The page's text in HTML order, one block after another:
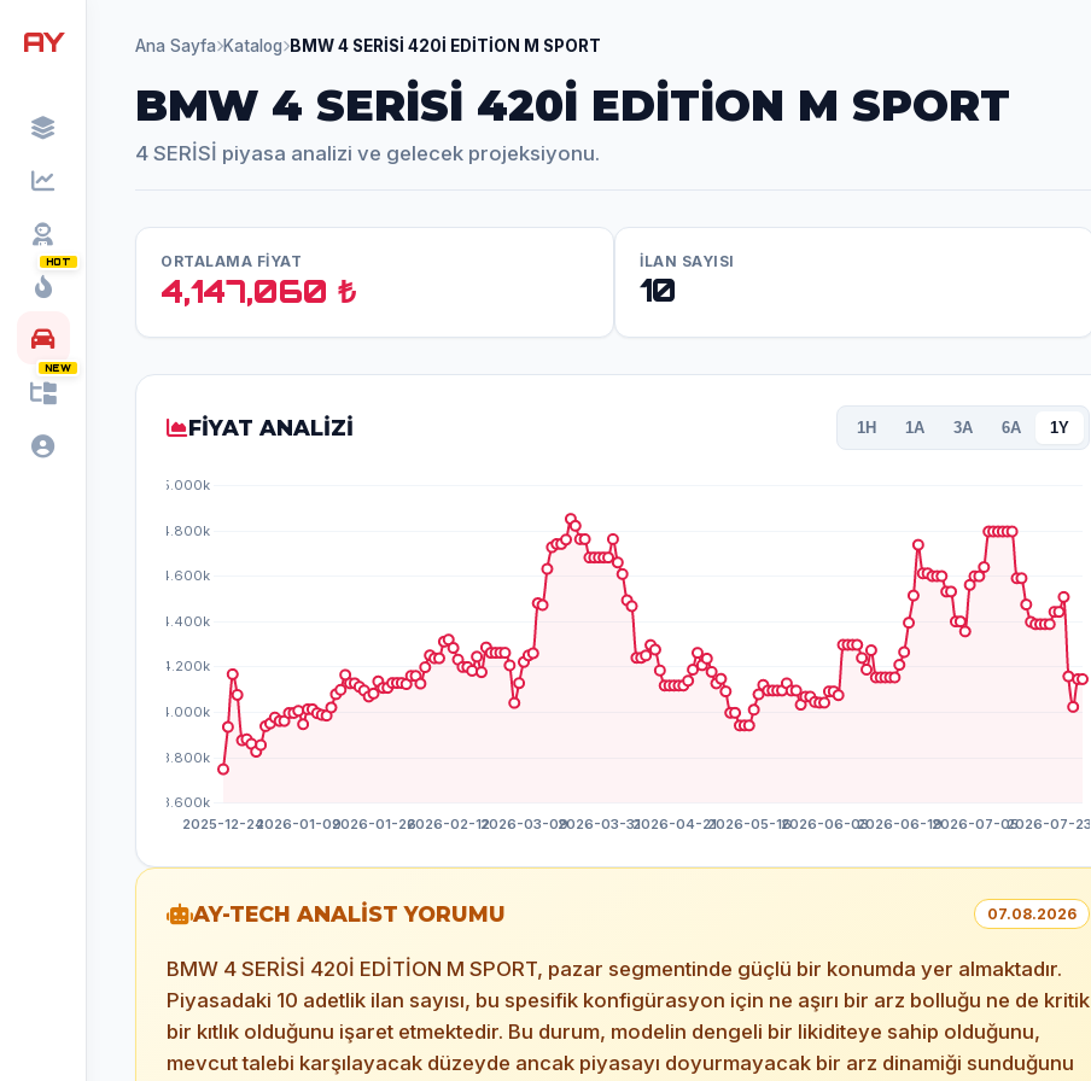
AY
HOT
NEW
Ana Sayfa Katalog BMW 4 SERİSİ 420İ EDİTİON M SPORT
BMW 4 SERİSİ 420İ EDİTİON M SPORT
4 SERİSİ piyasa analizi ve gelecek projeksiyonu.
ORTALAMA FİYAT
4,147,060 ₺
İLAN SAYISI
10
FİYAT ANALİZİ 1H 1A 3A 6A 1Y
AY-TECH ANALİST YORUMU 07.08.2026
BMW 4 SERİSİ 420İ EDİTİON M SPORT, pazar segmentinde güçlü bir konumda yer almaktadır.
Piyasadaki 10 adetlik ilan sayısı, bu spesifik konfigürasyon için ne aşırı bir arz bolluğu ne de kritik
bir kıtlık olduğunu işaret etmektedir. Bu durum, modelin dengeli bir likiditeye sahip olduğunu,
mevcut talebi karşılayacak düzeyde ancak piyasayı doyurmayacak bir arz dinamiği sunduğunu